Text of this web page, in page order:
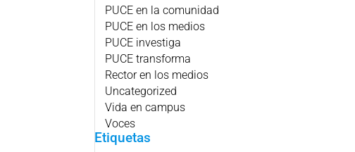
PUCE en la comunidad
PUCE en los medios
PUCE investiga
PUCE transforma
Rector en los medios
Uncategorized
Vida en campus
Voces
Etiquetas